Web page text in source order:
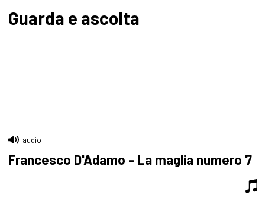
Guarda e ascolta
audio
Francesco D'Adamo - La maglia numero 7